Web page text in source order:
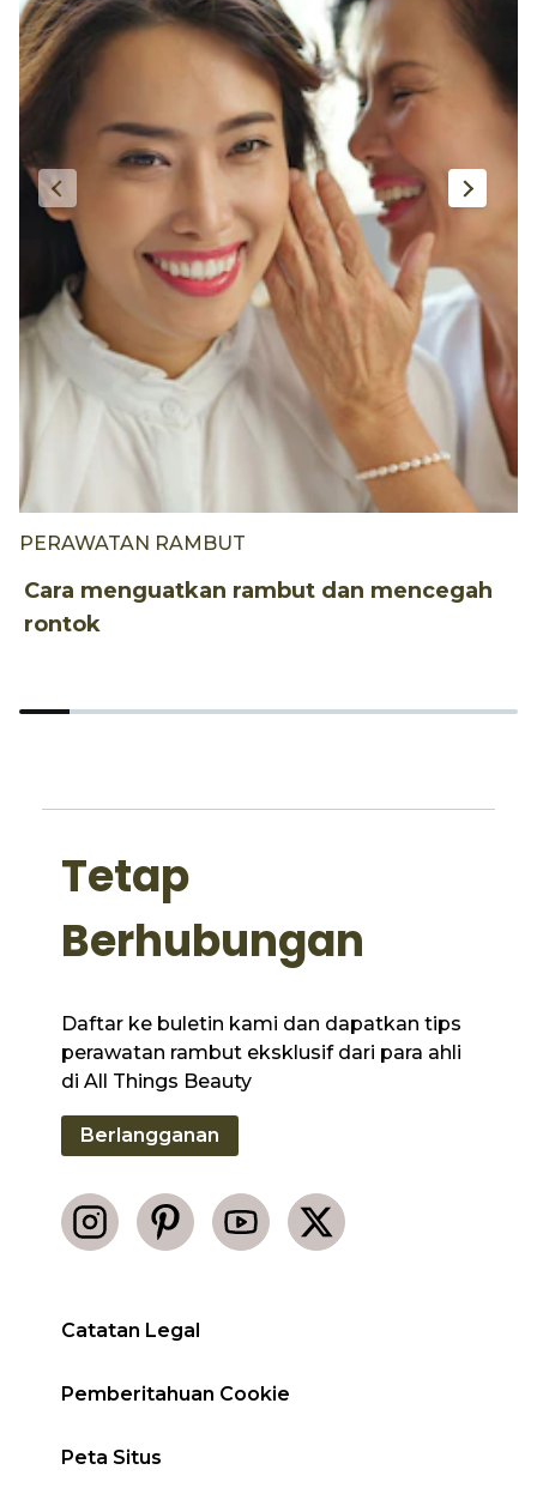
PERAWATAN RAMBUT
Cara menguatkan rambut dan mencegah
rontok
Catatan Legal
Pemberitahuan Cookie
Peta Situs
Tetap
Berhubungan
Daftar ke buletin kami dan dapatkan tips
perawatan rambut eksklusif dari para ahli
di All Things Beauty
Berlangganan